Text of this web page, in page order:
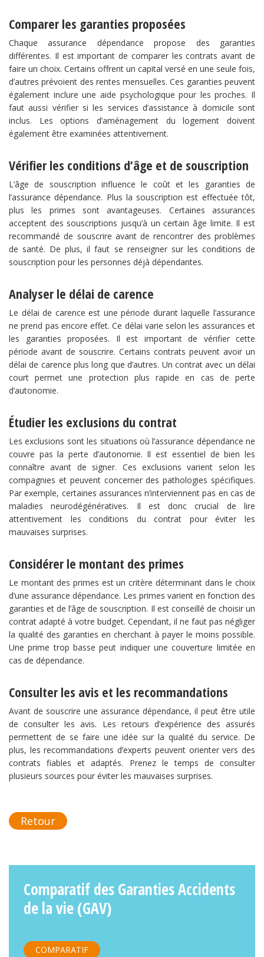
Comparer les garanties proposées
Chaque assurance dépendance propose des garanties
différentes. Il est important de comparer les contrats avant de
faire un choix. Certains offrent un capital versé en une seule fois,
d’autres prévoient des rentes mensuelles. Ces garanties peuvent
également inclure une aide psychologique pour les proches. Il
faut aussi vérifier si les services d’assistance à domicile sont
inclus. Les options d’aménagement du logement doivent
également être examinées attentivement.
Vérifier les conditions d’âge et de souscription
L’âge de souscription influence le coût et les garanties de
l’assurance dépendance. Plus la souscription est effectuée tôt,
plus les primes sont avantageuses. Certaines assurances
acceptent des souscriptions jusqu’à un certain âge limite. Il est
recommandé de souscrire avant de rencontrer des problèmes
de santé. De plus, il faut se renseigner sur les conditions de
souscription pour les personnes déjà dépendantes.
Analyser le délai de carence
Le délai de carence est une période durant laquelle l’assurance
ne prend pas encore effet. Ce délai varie selon les assurances et
les garanties proposées. Il est important de vérifier cette
période avant de souscrire. Certains contrats peuvent avoir un
délai de carence plus long que d’autres. Un contrat avec un délai
court permet une protection plus rapide en cas de perte
d’autonomie.
Étudier les exclusions du contrat
Les exclusions sont les situations où l’assurance dépendance ne
couvre pas la perte d’autonomie. Il est essentiel de bien les
connaître avant de signer. Ces exclusions varient selon les
compagnies et peuvent concerner des pathologies spécifiques.
Par exemple, certaines assurances n’interviennent pas en cas de
maladies neurodégénératives. Il est donc crucial de lire
attentivement les conditions du contrat pour éviter les
mauvaises surprises.
Considérer le montant des primes
Le montant des primes est un critère déterminant dans le choix
d’une assurance dépendance. Les primes varient en fonction des
garanties et de l’âge de souscription. Il est conseillé de choisir un
contrat adapté à votre budget. Cependant, il ne faut pas négliger
la qualité des garanties en cherchant à payer le moins possible.
Une prime trop basse peut indiquer une couverture limitée en
cas de dépendance.
Consulter les avis et les recommandations
Avant de souscrire une assurance dépendance, il peut être utile
de consulter les avis. Les retours d’expérience des assurés
permettent de se faire une idée sur la qualité du service. De
plus, les recommandations d’experts peuvent orienter vers des
contrats fiables et adaptés. Prenez le temps de consulter
plusieurs sources pour éviter les mauvaises surprises.
Retour
Comparatif des Garanties Accidents
de la vie (GAV)
COMPARATIF